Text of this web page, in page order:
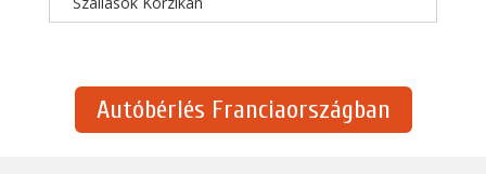
Autóbérlés Franciaországban